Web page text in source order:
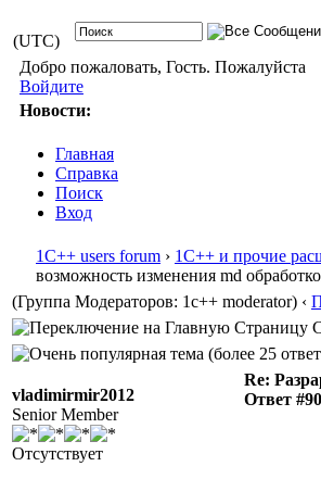
(UTC)
Добро пожаловать, Гость. Пожалуйста
Войдите
Новости:
Главная
Справка
Поиск
Вход
1С++ users forum › 1С++ и прочие
возможность изменения md
(Группа Модераторов: 1c++ moderator) ‹
vladimirmir2012
Senior Member
Отсутствует
Re:
Ответ